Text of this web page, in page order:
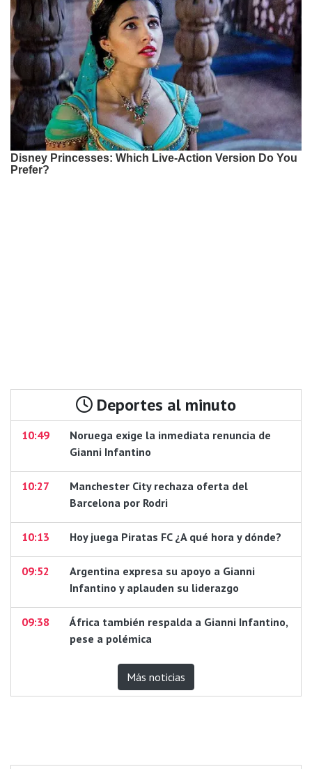
Deportes al minuto
10:49
Noruega exige la inmediata renuncia de
Gianni Infantino
10:27
Manchester City rechaza oferta del
Barcelona por Rodri
10:13 Hoy juega Piratas FC ¿A qué hora y dónde?
09:52
Argentina expresa su apoyo a Gianni
Infantino y aplauden su liderazgo
09:38
África también respalda a Gianni Infantino,
pese a polémica
Más noticias